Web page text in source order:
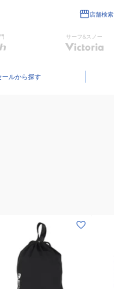
店舗検索
サーフ&スノー
ール